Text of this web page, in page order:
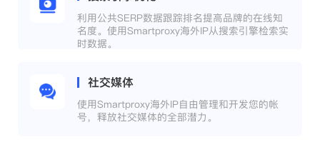
利用公共SERP数据跟踪排名提高品牌的在线知
名度。使用Smartproxy海外IP从搜索引擎检索实
时数据。
社交媒体
使用Smartproxy海外IP自由管理和开发您的帐
号，释放社交媒体的全部潜力。